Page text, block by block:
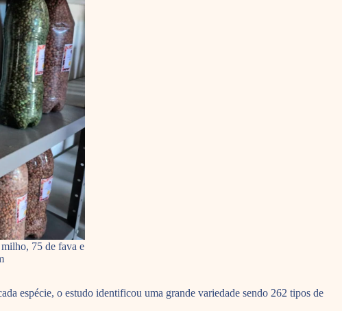
75 de fava e
espécie, o estudo identificou uma grande variedade sendo 262 tipos de